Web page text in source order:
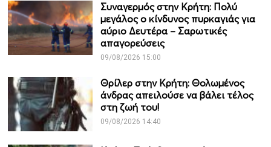
Συναγερμός στην Κρήτη: Πολύ
μεγάλος ο κίνδυνος πυρκαγιάς για
αύριο Δευτέρα – Σαρωτικές
απαγορεύσεις
09/08/2026 15:00
Θρίλερ στην Κρήτη: Θολωμένος
άνδρας απειλούσε να βάλει τέλος
στη ζωή του!
09/08/2026 14:40